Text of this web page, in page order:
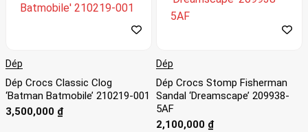
Dép
Dép Crocs Classic Clog
‘Batman Batmobile’ 210219-001
3,500,000 ₫
Dép
Dép Crocs Stomp Fisherman
Sandal ‘Dreamscape’ 209938-
5AF
2,100,000 ₫